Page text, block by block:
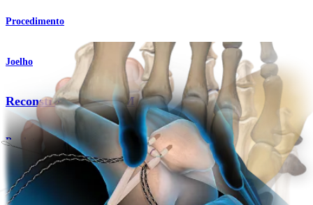
Procedimento
Joelho
Reconstrução do LPFM
Produto
Como podemos ajudar?
Contacte um representante
Veja eventos, laboratórios e oportunidades educacionais
Inscreva-se para receber: O que há de novo na Arthrex?